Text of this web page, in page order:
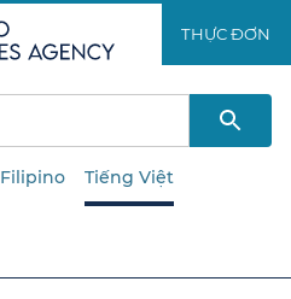
đến
nội
dung
THỰC ĐƠN​​
Filipino Tiếng Việt